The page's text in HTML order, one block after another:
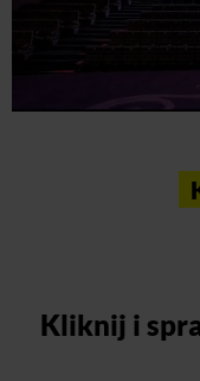
Kliknij i